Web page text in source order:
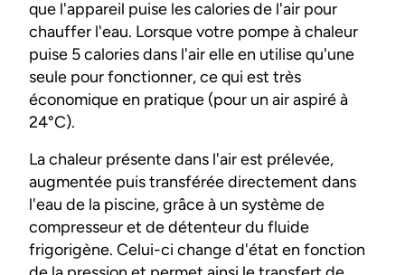
que l'appareil puise les calories de l'air pour
chauffer l'eau. Lorsque votre pompe à chaleur
puise 5 calories dans l'air elle en utilise qu'une
seule pour fonctionner, ce qui est très
économique en pratique (pour un air aspiré à
24°C).
La chaleur présente dans l'air est prélevée,
augmentée puis transférée directement dans
l'eau de la piscine, grâce à un système de
compresseur et de détenteur du fluide
frigorigène. Celui-ci change d'état en fonction